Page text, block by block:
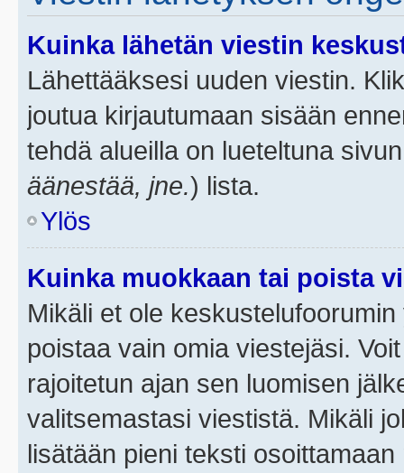
Kuinka lähetän viestin
Lähettääksesi uuden viestin.
joutua kirjautumaan sisään
tehdä alueilla on lueteltuna
äänestää, jne.) lista.
Ylös
Kuinka muokkaan tai poista
Mikäli et ole
poistaa vain omia viestejäsi.
rajoitetun ajan sen luomisen
valitsemastasi viestistä. Mikäli
lisätään pieni teksti